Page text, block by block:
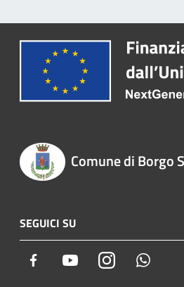
Comune di Borgo
SEGUICI SU
Facebook YoutubeInstagram